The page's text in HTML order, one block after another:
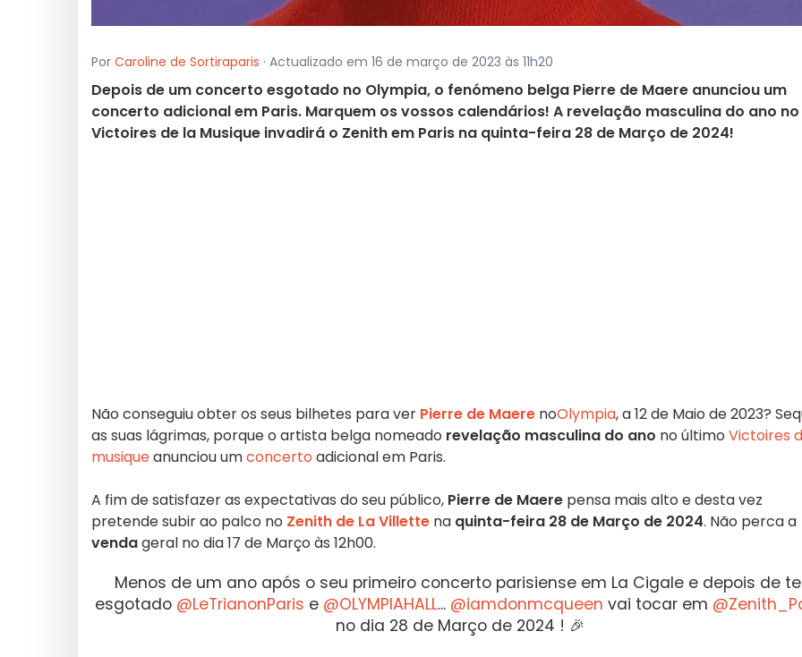
Por Caroline de Sortiraparis · Actualizado em 16 de março de 2023 às 11h20
Depois de um concerto esgotado no Olympia, o fenómeno belga Pierre de Maere anunciou um
concerto adicional em Paris. Marquem os vossos calendários! A revelação masculina do ano no
Victoires de la Musique invadirá o Zenith em Paris na quinta-feira 28 de Março de 2024!
Não conseguiu obter os seus bilhetes para ver Pierre de Maere noOlympia, a 12 de Maio de 2023?
as suas lágrimas, porque o artista belga nomeado revelação masculina do ano no último Victoires
musiqueanunciou umconcerto adicional em Paris.
A fim de satisfazer as expectativas do seu público, Pierre de Maere pensa mais alto e desta vez
pretende subir ao palco no Zenith de La Villette na quinta-feira 28 de Março de 2024. Não perca a
vendageral no dia 17 de Março às 12h00.
Menos de um ano após o seu primeiro concerto parisiense em La Cigale e depois de
esgotado @LeTrianonParis e @OLYMPIAHALL... @iamdonmcqueen vai tocar em
no dia 28 de Março de 2024 ! 🎉